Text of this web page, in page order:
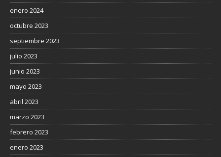
enero 2024
octubre 2023
septiembre 2023
julio 2023
junio 2023
mayo 2023
abril 2023
marzo 2023
febrero 2023
enero 2023